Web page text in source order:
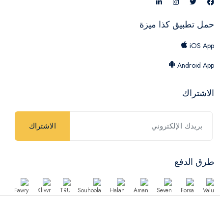
حمل تطبيق كذا ميزة
iOS App
Android App
الاشتراك
الاشتراك
طرق الدفع